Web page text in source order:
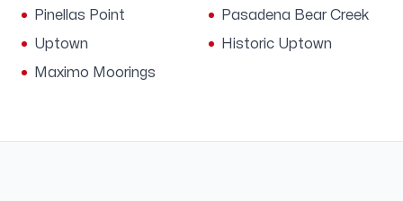
Pinellas Point
Pasadena Bear Creek
Uptown
Historic Uptown
Maximo Moorings